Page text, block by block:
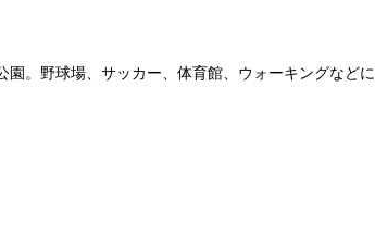
。野球場、サッカー、体育館、ウォーキングなど